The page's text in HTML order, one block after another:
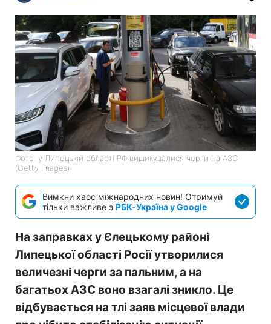
Фото: у Липецькій області РФ вишикувалися черги на АЗС
(Getty Images)
Вимкни хаос міжнародних новин! Отримуй
тільки важливе з РБК-Україна у Google
На заправках у Єлецькому районі
Липецької області Росії утворилися
величезні черги за пальним, а на
багатьох АЗС воно взагалі зникло. Це
відбувається на тлі заяв місцевої влади